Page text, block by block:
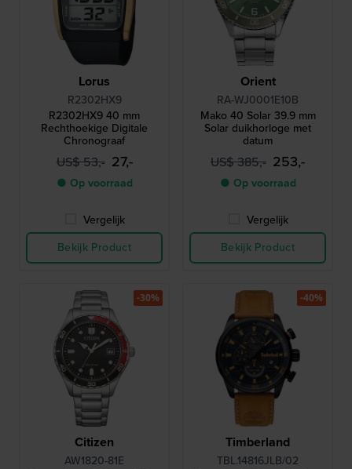
Lorus
R2302HX9
R2302HX9 40 mm
Rechthoekige Digitale
Chronograaf
US$ 53,- 27,-
● Op voorraad
Vergelijk
Bekijk Product
Orient
RA-WJ0001E10B
Mako 40 Solar 39.9 mm
Solar duikhorloge met
datum
US$ 385,- 253,-
● Op voorraad
Vergelijk
Bekijk Product
Citizen
AW1820-81E
-30%
Timberland
TBL.14816JLB/02
-40%